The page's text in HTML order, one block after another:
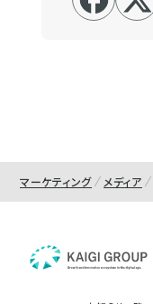
マーケティング メディア